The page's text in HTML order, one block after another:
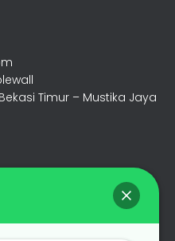
Timur – Mustika Jaya